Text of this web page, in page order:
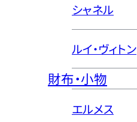
シャネル
ルイ・ヴィトン
財布・小物
エルメス